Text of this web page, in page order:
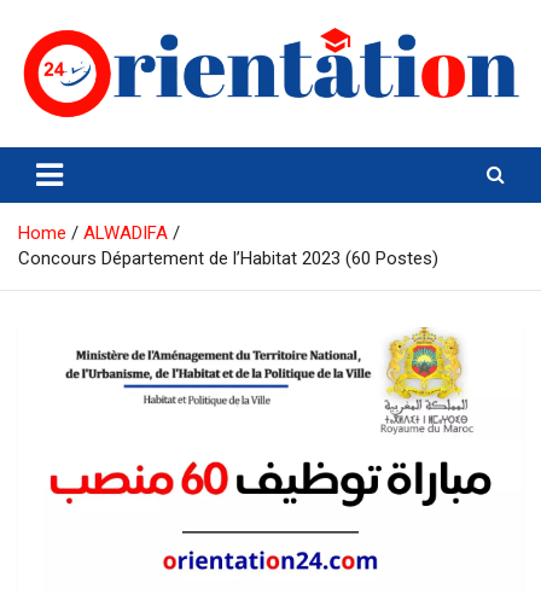
content
Orientation24
Emploi et Orientation au Maroc
Home
ALWADIFA
Concours Département de l’Habitat 2023 (60 Postes)